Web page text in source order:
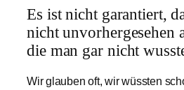
Es ist nicht garantiert,
nicht unvorhergesehen
die man gar nicht
Wir glauben oft, wir wüssten